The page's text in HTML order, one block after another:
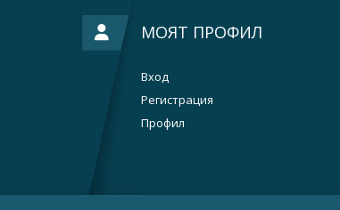
МОЯТ ПРОФИЛ
Вход
Регистрация
Профил